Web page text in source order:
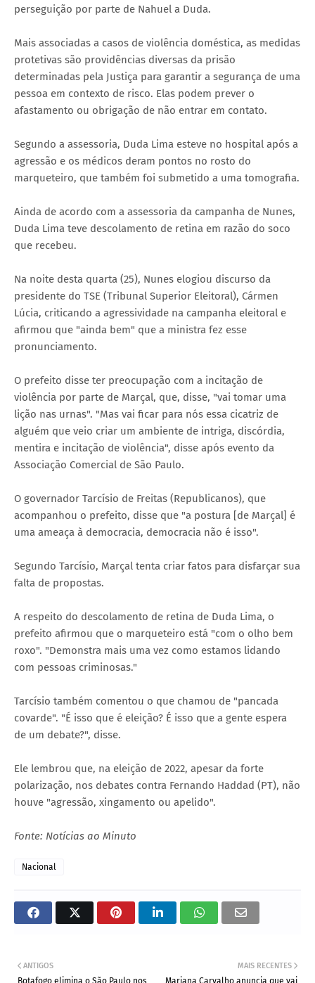
perseguição por parte de Nahuel a Duda.
Mais associadas a casos de violência doméstica, as medidas
protetivas são providências diversas da prisão
determinadas pela Justiça para garantir a segurança de uma
pessoa em contexto de risco. Elas podem prever o
afastamento ou obrigação de não entrar em contato.
Segundo a assessoria, Duda Lima esteve no hospital após a
agressão e os médicos deram pontos no rosto do
marqueteiro, que também foi submetido a uma tomografia.
Ainda de acordo com a assessoria da campanha de Nunes,
Duda Lima teve descolamento de retina em razão do soco
que recebeu.
Na noite desta quarta (25), Nunes elogiou discurso da
presidente do TSE (Tribunal Superior Eleitoral), Cármen
Lúcia, criticando a agressividade na campanha eleitoral e
afirmou que "ainda bem" que a ministra fez esse
pronunciamento.
O prefeito disse ter preocupação com a incitação de
violência por parte de Marçal, que, disse, "vai tomar uma
lição nas urnas". "Mas vai ficar para nós essa cicatriz de
alguém que veio criar um ambiente de intriga, discórdia,
mentira e incitação de violência", disse após evento da
Associação Comercial de São Paulo.
O governador Tarcísio de Freitas (Republicanos), que
acompanhou o prefeito, disse que "a postura [de Marçal] é
uma ameaça à democracia, democracia não é isso".
Segundo Tarcísio, Marçal tenta criar fatos para disfarçar sua
falta de propostas.
A respeito do descolamento de retina de Duda Lima, o
prefeito afirmou que o marqueteiro está "com o olho bem
roxo". "Demonstra mais uma vez como estamos lidando
com pessoas criminosas."
Tarcísio também comentou o que chamou de "pancada
covarde". "É isso que é eleição? É isso que a gente espera
de um debate?", disse.
Ele lembrou que, na eleição de 2022, apesar da forte
polarização, nos debates contra Fernando Haddad (PT), não
houve "agressão, xingamento ou apelido".
Fonte: Notícias ao Minuto
Nacional
MAIS RECENTES
ANTIGOS